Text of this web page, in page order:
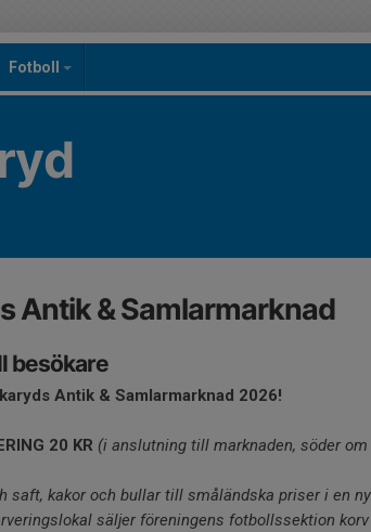
Fotboll
Antik & Samlarmarknad
besökare
Antik & Samlarmarknad 2026!
20 KR (i anslutning till marknaden, söder
saft, kakor och bullar till småländska priser i en
säljer föreningens fotbollssektion korv